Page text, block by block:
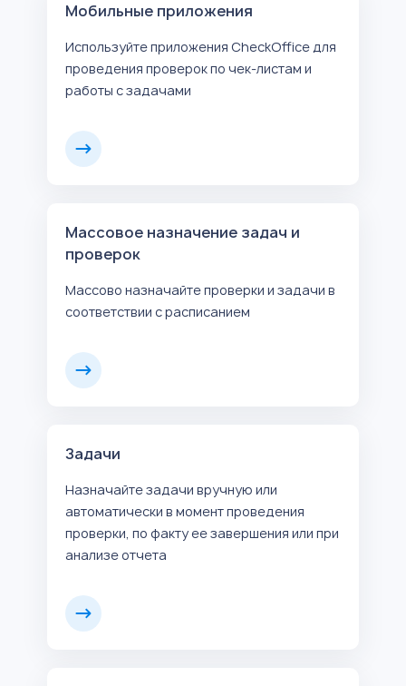
Мобильные приложения
Используйте приложения CheckOffice для
проведения проверок по чек-листам и
работы с задачами
Массовое назначение задач и
проверок
Массово назначайте проверки и задачи в
соответствии с расписанием
Задачи
Назначайте задачи вручную или
автоматически в момент проведения
проверки, по факту ее завершения или при
анализе отчета